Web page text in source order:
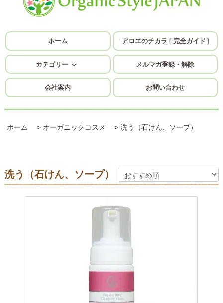
ホーム アロエのチカラ［完全ガイド］
カテゴリー メルマガ登録・解除
会社案内 お問い合わせ
ホーム > オーガニックコスメ > 洗う（石けん、ソープ）
洗う（石けん、ソープ）